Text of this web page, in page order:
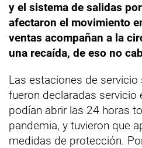
y el sistema de salidas
afectaron el movimiento
ventas acompañan a la
una recaída, de eso no
Las estaciones de
fueron declaradas servicio
podían abrir las 24 horas
pandemia, y tuvieron que
medidas de protección.